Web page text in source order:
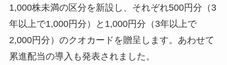
1,000株未満の区分を新設し、それぞれ500円分（3
年以上で1,000円分）と1,000円分（3年以上で
2,000円分）のクオカードを贈呈します。あわせて
累進配当の導入も発表されました。